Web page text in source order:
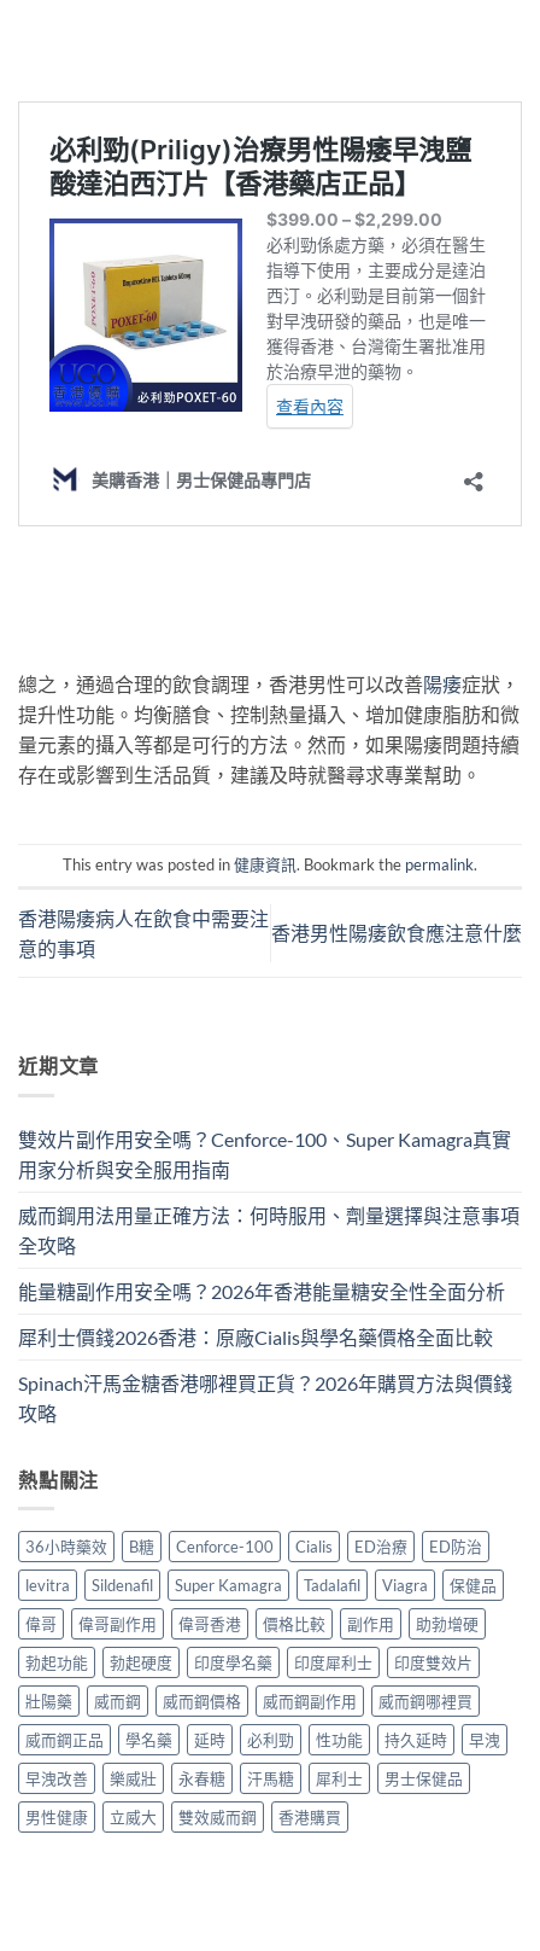
總之，通過合理的飲食調理，香港男性可以改善陽痿症狀，
提升性功能。均衡膳食、控制熱量攝入、增加健康脂肪和微
量元素的攝入等都是可行的方法。然而，如果陽痿問題持續
存在或影響到生活品質，建議及時就醫尋求專業幫助。
This entry was posted in健康資訊. Bookmark the permalink.
香港陽痿病人在飲食中需要注
意的事項
香港男性陽痿飲食應注意什麼
近期文章
雙效片副作用安全嗎？Cenforce-100、Super Kamagra真實
用家分析與安全服用指南
威而鋼用法用量正確方法：何時服用、劑量選擇與注意事項
全攻略
能量糖副作用安全嗎？2026年香港能量糖安全性全面分析
犀利士價錢2026香港：原廠Cialis與學名藥價格全面比較
Spinach汗馬金糖香港哪裡買正貨？2026年購買方法與價錢
攻略
熱點關注
36小時藥效 B糖 Cenforce-100 Cialis ED治療
ED防治
levitra
Sildenafil Super Kamagra Tadalafil Viagra
保健品
偉哥
偉哥副作用 偉哥香港 價格比較 副作用
助勃增硬
勃起功能
勃起硬度 印度學名藥 印度犀利士
印度雙效片
壯陽藥
威而鋼 威而鋼價格 威而鋼副作用
威而鋼哪裡買
威而鋼正品
學名藥 延時 必利勁 性功能 持久延時
早洩
早洩改善
樂威壯 永春糖 汗馬糖 犀利士
男士保健品
男性健康
立威大 雙效威而鋼 香港購買